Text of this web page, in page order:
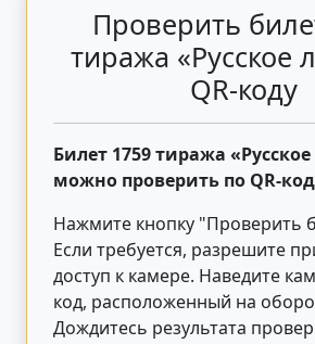
Проверить
тиража «Русское
QR-коду
Билет 1759 тиража «Русское
можно проверить по QR-
Нажмите кнопку "Проверить
Если требуется, разрешите
доступ к камере. Наведите
код, расположенный на
Дождитесь результата